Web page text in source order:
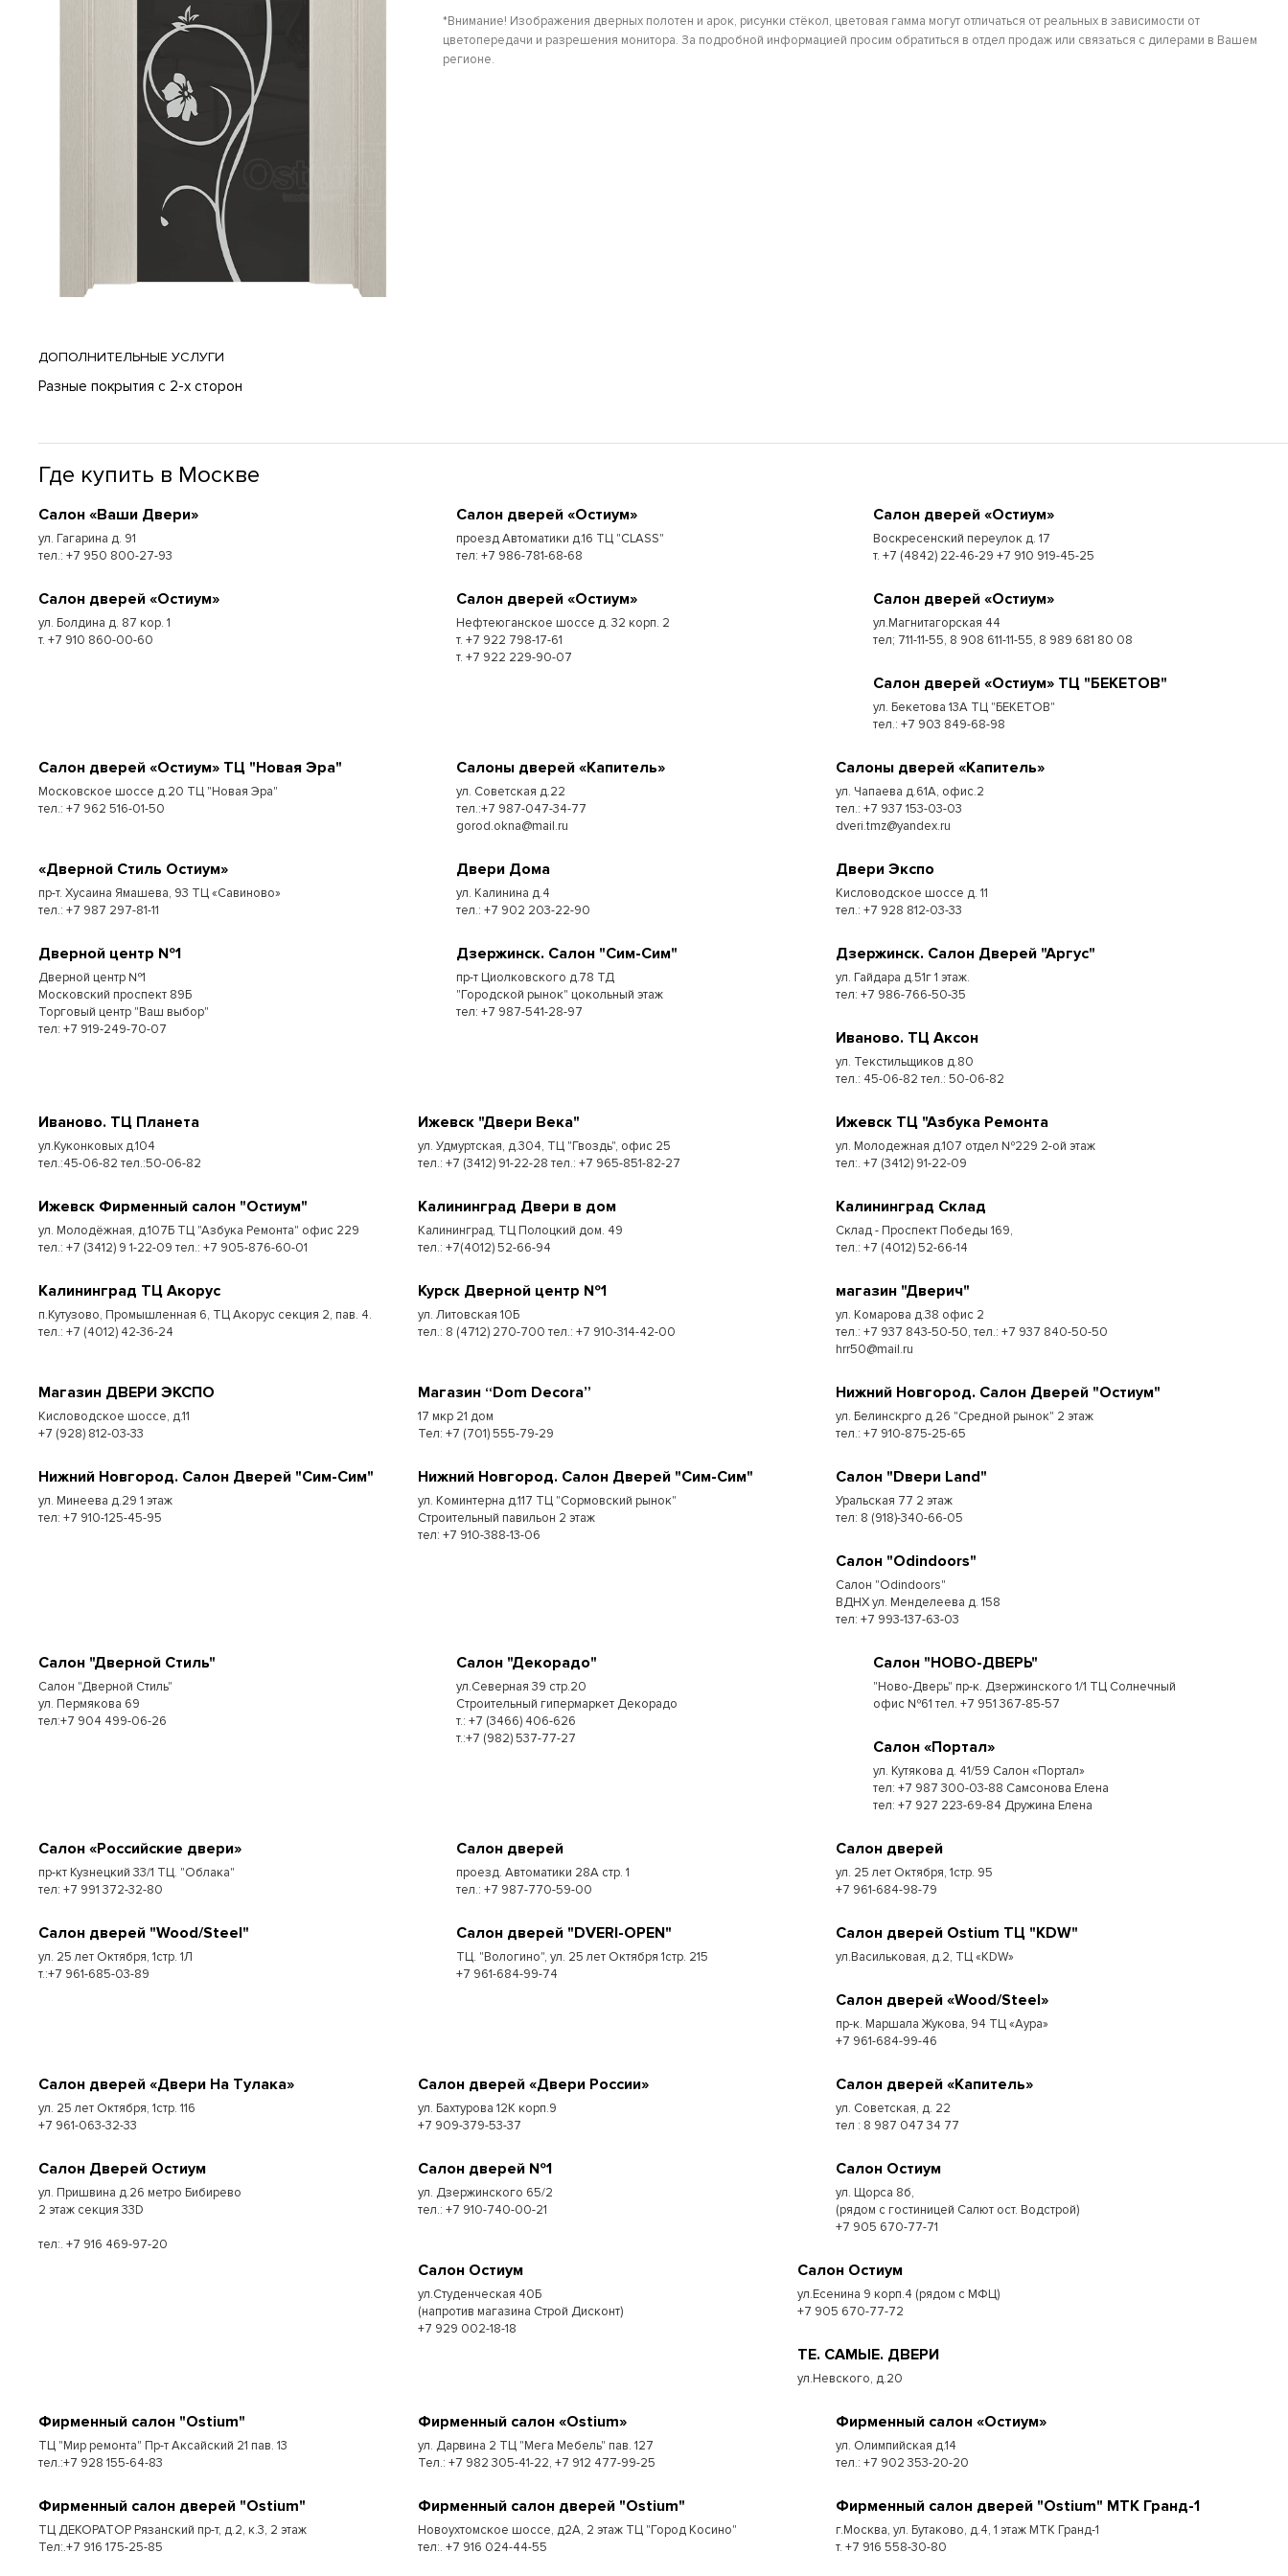
*Внимание! Изображения дверных полотен и арок, рисунки стёкол, цветовая гамма могут отличаться от реальных в зависимости от
цветопередачи и разрешения монитора. За подробной информацией просим обратиться в отдел продаж или связаться с дилерами в Вашем
регионе.
ДОПОЛНИТЕЛЬНЫЕ УСЛУГИ
Разные покрытия с 2-х сторон
Где купить в Москве
Cалон «Ваши Двери»
ул. Гагарина д. 91
тел.: +7 950 800-27-93
Cалон дверей «Остиум»
проезд Автоматики д.16 ТЦ "CLASS"
тел: +7 986-781-68-68
Cалон дверей «Остиум»
Воскресенский переулок д. 17
т. +7 (4842) 22-46-29 +7 910 919-45-25
Cалон дверей «Остиум»
ул. Болдина д. 87 кор. 1
т. +7 910 860-00-60
Cалон дверей «Остиум»
Нефтеюганское шоссе д. 32 корп. 2
т. +7 922 798-17-61
т. +7 922 229-90-07
Cалон дверей «Остиум»
ул.Магнитагорская 44
тел; 711-11-55, 8 908 611-11-55, 8 989 681 80 08
Cалон дверей «Остиум» ТЦ "БЕКЕТОВ"
ул. Бекетова 13А ТЦ "БЕКЕТОВ"
тел.: +7 903 849-68-98
Cалон дверей «Остиум» ТЦ "Новая Эра"
Московское шоссе д.20 ТЦ "Новая Эра"
тел.: +7 962 516-01-50
Cалоны дверей «Капитель»
ул. Советская д.22
тел.:+7 987-047-34-77
gorod.okna@mail.ru
Cалоны дверей «Капитель»
ул. Чапаева д.61А, офис.2
тел.: +7 937 153-03-03
dveri.tmz@yandex.ru
«Дверной Стиль Остиум»
пр-т. Хусаина Ямашева, 93 ТЦ «Савиново»
тел.: +7 987 297-81-11
Двери Дома
ул. Калинина д.4
тел.: +7 902 203-22-90
Двери Экспо
Кисловодское шоссе д. 11
тел.: +7 928 812-03-33
Дверной центр №1
Дверной центр №1
Московский проспект 89Б
Торговый центр "Ваш выбор"
тел: +7 919-249-70-07
Дзержинск. Салон "Сим-Сим"
пр-т Циолковского д.78 ТД
"Городской рынок" цокольный этаж
тел: +7 987-541-28-97
Дзержинск. Салон Дверей "Аргус"
ул. Гайдара д.51г 1 этаж.
тел: +7 986-766-50-35
Иваново. ТЦ Аксон
ул. Текстильщиков д.80
тел.: 45-06-82 тел.: 50-06-82
Иваново. ТЦ Планета
ул.Куконковых д.104
тел.:45-06-82 тел.:50-06-82
Ижевск "Двери Века"
ул. Удмуртская, д.304, ТЦ "Гвоздь", офис 25
тел.: +7 (3412) 91-22-28 тел.: +7 965-851-82-27
Ижевск ТЦ "Азбука Ремонта
ул. Молодежная д.107 отдел №229 2-ой этаж
тел:. +7 (3412) 91-22-09
Ижевск Фирменный салон "Остиум"
ул. Молодёжная, д.107Б ТЦ "Азбука Ремонта" офис 229
тел.: +7 (3412) 9 1-22-09 тел.: +7 905-876-60-01
Калининград Двери в дом
Калининград, ТЦ Полоцкий дом. 49
тел.: +7(4012) 52-66-94
Калининград Склад
Склад - Проспект Победы 169,
тел.:​ +7 (4012) 52-66-14
Калининград ТЦ Акорус
п.Кутузово, Промышленная 6, ТЦ Акорус секция 2, пав. 4.
тел.: +7 (4012) 42-36-24
Курск Дверной центр №1
ул. Литовская 10Б
тел.: 8 (4712) 270-700 тел.: +7 910-314-42-00
магазин "Дверич"
ул. Комарова д.38 офис 2
тел.: +7 937 843-50-50, тел.: +7 937 840-50-50
hrr50@mail.ru
Магазин ДВЕРИ ЭКСПО
Кисловодское шоссе, д.11
+7 (928) 812-03-33
Магазин “Dom Decora”
17 мкр 21 дом
Тел: +7 (701) 555-79-29
Нижний Новгород. Салон Дверей "Остиум"
ул. Белинскрго д.26 "Средной рынок" 2 этаж
тел.: +7 910-875-25-65
Нижний Новгород. Салон Дверей "Сим-Сим"
ул. Минеева д.29 1 этаж
тел: +7 910-125-45-95
Нижний Новгород. Салон Дверей "Сим-Сим"
ул. Коминтерна д.117 ТЦ "Сормовский рынок"
Строительный павильон 2 этаж
тел: +7 910-388-13-06
Салон "Dвери Land"
Уральская 77 2 этаж
тел: 8 (918)-340-66-05
Салон "Odindoors"
Салон "Odindoors"
ВДНХ ул. Менделеева д. 158
тел: +7 993-137-63-03
Салон "Дверной Стиль"
Салон "Дверной Стиль"
ул. Пермякова 69
тел:+7 904 499-06-26
Салон "Декорадо"
ул.Северная 39 стр.20
Строительный гипермаркет Декорадо
т.: +7 (3466) 406-626
т.:+7 (982) 537-77-27
Салон "НОВО-ДВЕРЬ"
"Ново-Дверь" пр-к. Дзержинского 1/1 ТЦ Солнечный
офис №61 тел. +7 951 367-85-57
Салон «Портал»
ул. Кутякова д. 41/59 Салон «Портал»
тел: +7 987 300-03-88 Самсонова Елена
тел: +7 927 223-69-84 Дружина Елена
Салон «Российские двери»
пр-кт Кузнецкий 33/1 ТЦ. "Облака"
тел: +7 991 372-32-80
Салон дверей
проезд. Автоматики 28А стр. 1
тел.: +7 987-770-59-00
Салон дверей
ул. 25 лет Октября, 1стр. 95
+7 961-684-98-79
Салон дверей "Wood/Steel"
ул. 25 лет Октября, 1стр. 1Л
т.:+7 961-685-03-89
Салон дверей "DVERI-OPEN"
ТЦ. "Вологино", ул. 25 лет Октября 1стр. 215
+7 961-684-99-74
Салон дверей Ostium ТЦ "KDW"
ул.Васильковая, д.2, ТЦ «KDW»
Салон дверей «Wood/Steel»
пр-к. Маршала Жукова, 94 ТЦ «Аура»
+7 961-684-99-46
Салон дверей «Двери На Тулака»
ул. 25 лет Октября, 1стр. 116
+7 961-063-32-33
Салон дверей «Двери России»
ул. Бахтурова 12К корп.9
+7 909-379-53-37
Салон дверей «Капитель»
ул. Советская, д. 22
тел : 8 987 047 34 77
Салон Дверей Остиум
ул. Пришвина д.26 метро Бибирево
2 этаж секция 33D
тел:. +7 916 469-97-20
Салон дверей №1
ул. Дзержинского 65/2
тел.: +7 910-740-00-21
Салон Остиум
ул. Щорса 8б,
(рядом с гостиницей Салют ост. Водстрой)
+7 905 670-77-71
Салон Остиум
ул.Студенческая 40Б
(напротив магазина Строй Дисконт)
+7 929 002-18-18
Салон Остиум
ул.Есенина 9 корп.4 (рядом с МФЦ)
+7 905 670-77-72
ТЕ. САМЫЕ. ДВЕРИ
ул.Невского, д.20
Фирменный салон "Ostium"
ТЦ "Мир ремонта" Пр-т Аксайский 21 пав. 13
тел.:+7 928 155-64-83
Фирменный салон «Ostium»
ул. Дарвина 2 ТЦ "Мега Мебель" пав. 127
Тел.: +7 982 305-41-22, +7 912 477-99-25
Фирменный салон «Остиум»
ул. Олимпийская д.14
тел.: +7 902 353-20-20
Фирменный салон дверей "Ostium"
ТЦ ДЕКОРАТОР Рязанский пр-т, д.2, к.3, 2 этаж
Тел:.+7 916 175-25-85
Фирменный салон дверей "Ostium"
Новоухтомское шоссе, д2А, 2 этаж ТЦ "Город Косино"
тел:. +7 916 024-44-55
Фирменный салон дверей "Ostium" МТК Гранд-1
г.Москва, ул. Бутаково, д.4, 1 этаж МТК Гранд-1
т. +7 916 558-30-80